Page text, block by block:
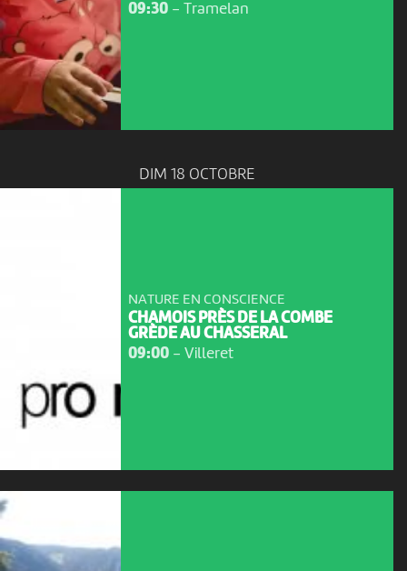
09:30- Tramelan
DIM 18 OCTOBRE
NATURE EN CONSCIENCE
CHAMOIS PRÈS DE LA COMBE
GRÈDE AU CHASSERAL
09:00- Villeret